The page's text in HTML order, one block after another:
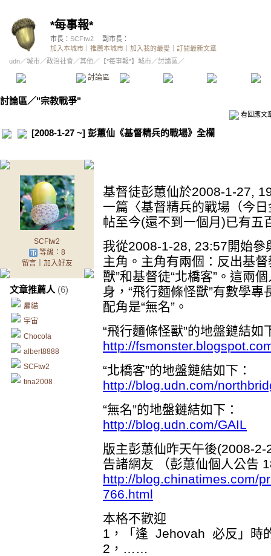
*每事報*
市長： SCFtw2
副市長：
加入本城市
推薦本城市 加入我的最愛
訂閱最新文章
udn／城市／政治社會 ／其他 ／ 【*每事報*】城市／討論區／
討論區 精華區 投票區 影像館
討論區／"宗教戰爭"
看回應文
[2008-1-27 ~] 彭蕙仙《基督精兵的戰場》全欄
SCFtw2
等級：8
留言｜ 加入好友
文章推薦人 (6)
雇貓
宇宙
Chocola
albert8888
SCFtw2
tina2008
基督徒彭蕙仙於2008-1-27,
一篇〈基督精兵的戰場（今
帖至今(還不到一個月)已有五
我從2008-1-28, 23:57開始參
主角。主角有兩個：反出基
獸”和基督徒“北橋客”。這兩
身，“飛行麵條怪獸”有數學專
配角是“無名”。
“飛行麵條怪獸”的地盤鏈結如
http://
“北橋客”的地盤鏈結如下：
http://blog.udn.com/
“無名”的地盤鏈結如下：
http://blog.udn.com/GAIL
版主彭蕙仙昨天午後(2008-
告諸網友 （彭蕙仙個人公告
http://blog.chinatimes.com/
766.html
本格不歡迎
1，「逢 Jehovah 必反」時
2，……